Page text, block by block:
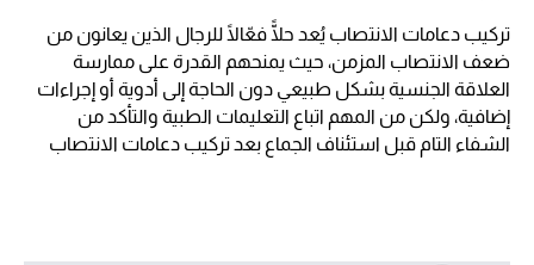
تركيب دعامات الانتصاب يُعد حلًّا فعّالًا للرجال الذين يعانون من
ضعف الانتصاب المزمن، حيث يمنحهم القدرة على ممارسة
العلاقة الجنسية بشكل طبيعي دون الحاجة إلى أدوية أو إجراءات
إضافية، ولكن من المهم اتباع التعليمات الطبية والتأكد من
الشفاء التام قبل استئناف الجماع بعد تركيب دعامات الانتصاب